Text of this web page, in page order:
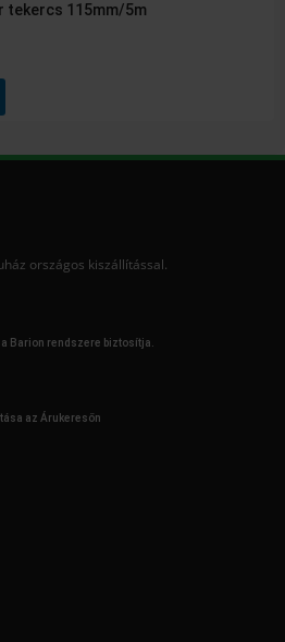
tekercs 115mm/5m
országos kiszállítással.
Barion rendszere biztosítja.
az Árukeresőn